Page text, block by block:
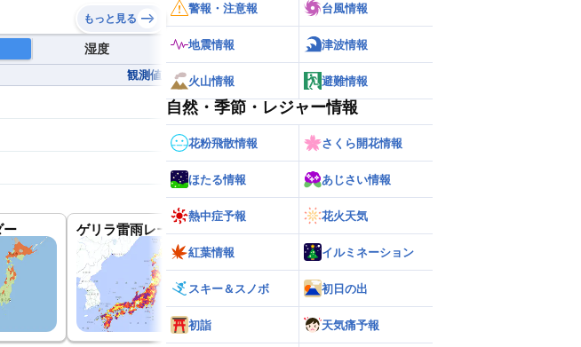
もっと見る
湿度
観測値
ー ゲリラ雷雨レーダー
警報・注意報 台風情報
地震情報 津波情報
火山情報 避難情報
自然・季節・レジャー情報
花粉飛散情報 さくら開花情報
ほたる情報 あじさい情報
熱中症予報 花火天気
紅葉情報 イルミネーション
スキー＆スノボ 初日の出
初詣 天気痛予報